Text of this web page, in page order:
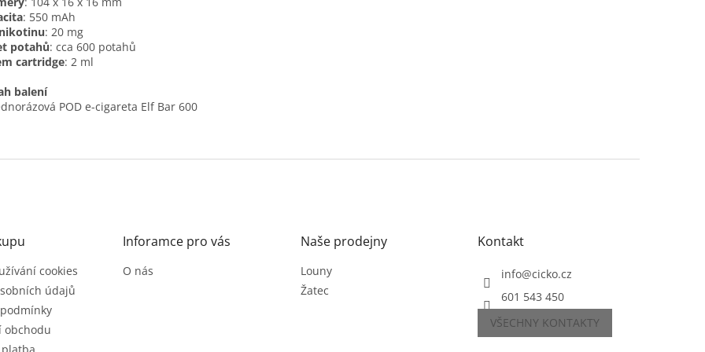
: 550 mAh
: 20 mg
potahů: cca 600 potahů
cartridge: 2 ml
balení
POD e-cigareta Elf Bar 600
cookies
údajů
obchodu
Inforamce pro vás
O nás
Naše prodejny
Louny
Žatec
Kontakt
info@cicko.cz
601 543 450
VŠECHNY KONTAKTY